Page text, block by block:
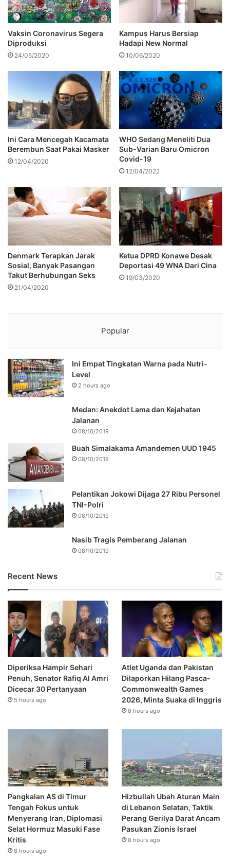
Vaksin Coronavirus Segera
Diproduksi
24/05/2020
Kampus Harus Bersiap
Hadapi New Normal
10/06/2020
Ini Cara Mencegah Kacamata
Berembun Saat Pakai Masker
12/04/2020
WHO Sedang Meneliti Dua
Sub-Varian Baru Omicron
Covid-19
12/04/2022
Denmark Terapkan Jarak
Sosial, Banyak Pasangan
Takut Berhubungan Seks
21/04/2020
Ketua DPRD Konawe Desak
Deportasi 49 WNA Dari Cina
19/03/2020
Popular
Ini Empat Tingkatan Warna pada Nutri-
Level
2 hours ago
Medan: Anekdot Lama dan Kejahatan
Jalanan
08/10/2019
Buah Simalakama Amandemen UUD 1945
08/10/2019
Pelantikan Jokowi Dijaga 27 Ribu Personel
TNI-Polri
08/10/2019
Nasib Tragis Pemberang Jalanan
08/10/2019
Recent News
Diperiksa Hampir Sehari
Penuh, Senator Rafiq Al Amri
Dicecar 30 Pertanyaan
5 hours ago
Atlet Uganda dan Pakistan
Dilaporkan Hilang Pasca-
Commonwealth Games
2026, Minta Suaka di Inggris
8 hours ago
Pangkalan AS di Timur
Tengah Fokus untuk
Menyerang Iran, Diplomasi
Selat Hormuz Masuki Fase
Kritis
8 hours ago
Hizbullah Ubah Aturan Main
di Lebanon Selatan, Taktik
Perang Gerilya Darat Ancam
Pasukan Zionis Israel
8 hours ago